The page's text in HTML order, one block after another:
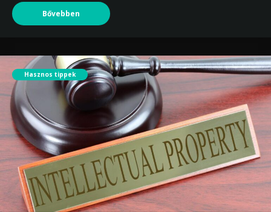
Bővebben
Hasznos tippek